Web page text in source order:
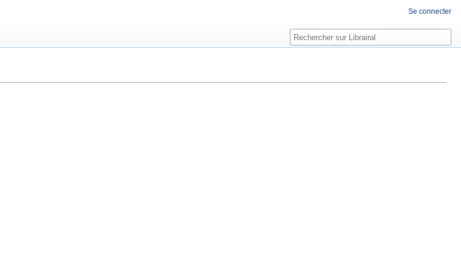
Se connecter
Rechercher